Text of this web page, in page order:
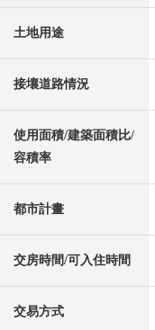
土地用途
接壤道路情況
使用面積/建築面積比/
容積率
都市計畫
交房時間/可入住時間
交易方式